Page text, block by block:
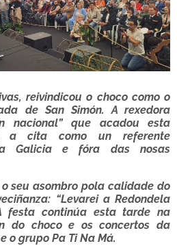
reivindicou o choco como o
de San Simón. A rexedora
nacional” que acadou esta
a cita como un referente
Galicia e fóra das nosas
seu asombro pola calidade do
“Levarei a Redondela
festa continúa esta tarde na
do choco e os concertos da
o grupo Pa Ti Na Má.